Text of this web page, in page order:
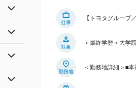
仕事
【トヨタグループ
対象
＜最終学歴＞大学
勤務地
＜勤務地詳細＞■